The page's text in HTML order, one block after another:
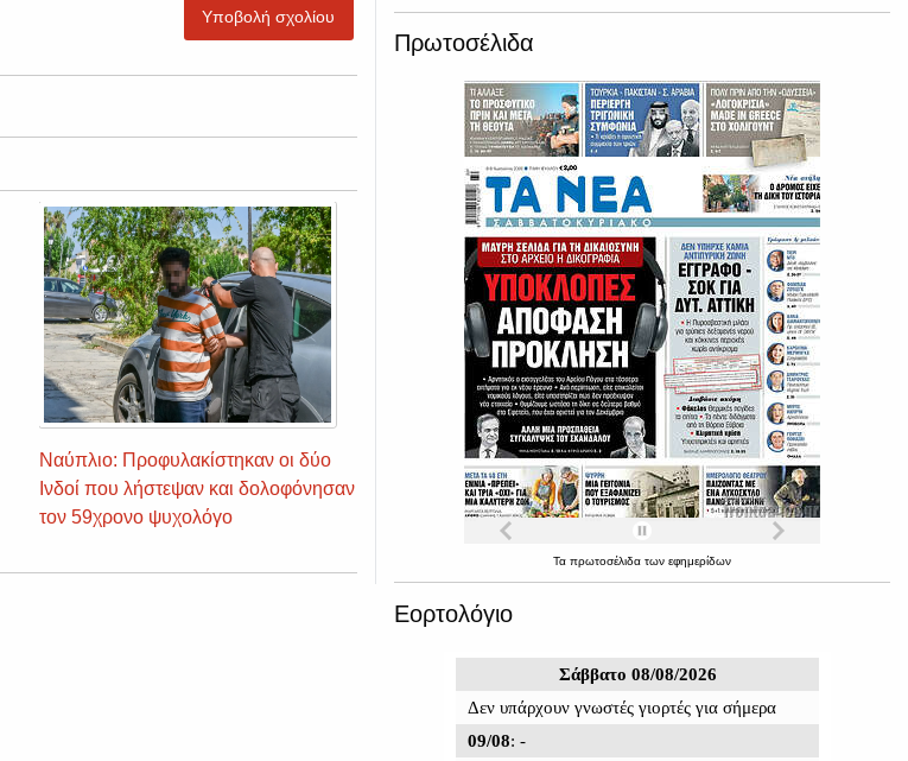
Υποβολή σχολίου
Ναύπλιο: Προφυλακίστηκαν οι δύο
Ινδοί που λήστεψαν και δολοφόνησαν
τον 59χρονο ψυχολόγο
Πρωτοσέλιδα
Τα πρωτοσέλιδα των εφημερίδων
Εορτολόγιο